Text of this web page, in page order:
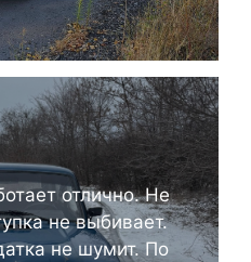
отлично. Не
не выбивает.
не шумит. По